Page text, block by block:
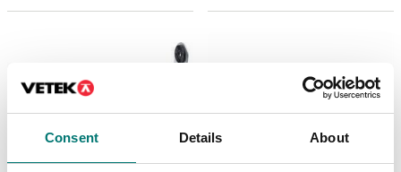
Consent Details About